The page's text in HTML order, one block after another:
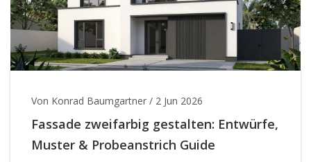
Von Konrad Baumgartner / 2 Jun 2026
Fassade zweifarbig gestalten: Entwürfe,
Muster & Probeanstrich Guide